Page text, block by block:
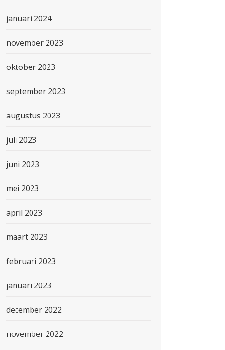
januari 2024
november 2023
oktober 2023
september 2023
augustus 2023
juli 2023
juni 2023
mei 2023
april 2023
maart 2023
februari 2023
januari 2023
december 2022
november 2022